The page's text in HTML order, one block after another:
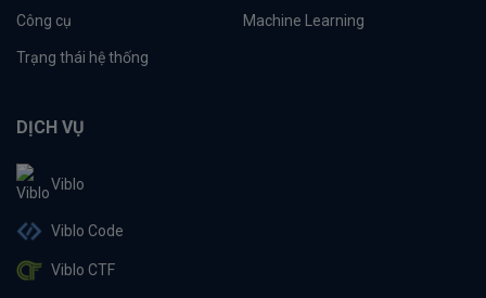
Công cụ Machine Learning
Trạng thái hệ thống
DỊCH VỤ
Viblo
Viblo Code
Viblo CTF